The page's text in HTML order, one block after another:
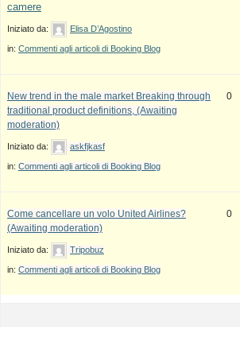
camere
Iniziato da: Elisa D’Agostino
in: Commenti agli articoli di Booking Blog
New trend in the male market Breaking through
traditional product definitions, (Awaiting
moderation)
Iniziato da: askfjkasf
in: Commenti agli articoli di Booking Blog
0
Come cancellare un volo United Airlines?
(Awaiting moderation)
Iniziato da: Tripobuz
in: Commenti agli articoli di Booking Blog
0